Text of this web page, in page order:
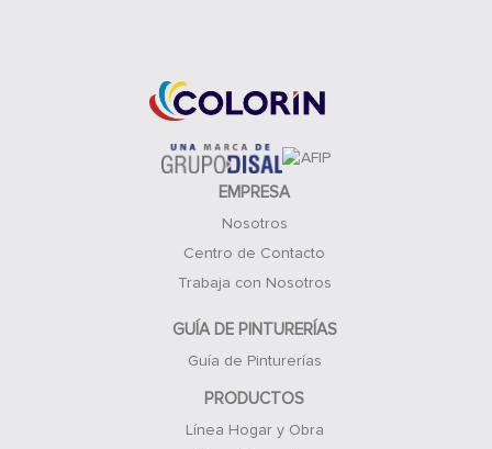
EMPRESA
Nosotros
Centro de Contacto
Trabaja con Nosotros
GUÍA DE PINTURERÍAS
Guía de Pinturerías
PRODUCTOS
Línea Hogar y Obra